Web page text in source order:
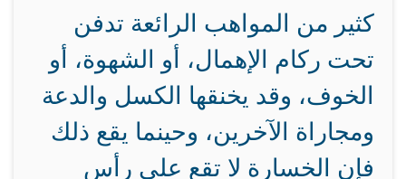
كثير من المواهب الرائعة تدفن
تحت ركام الإهمال، أو الشهوة، أو
الخوف، وقد يخنقها الكسل والدعة
ومجاراة الآخرين، وحينما يقع ذلك
فإن الخسارة لا تقع على رأس